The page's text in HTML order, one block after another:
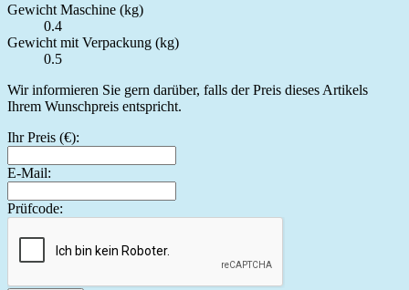
Gewicht Maschine (kg)
0.4
Gewicht mit Verpackung (kg)
0.5
Wir informieren Sie gern darüber, falls der Preis dieses Artikels
Ihrem Wunschpreis entspricht.
Ihr Preis (€):
E-Mail:
Prüfcode: